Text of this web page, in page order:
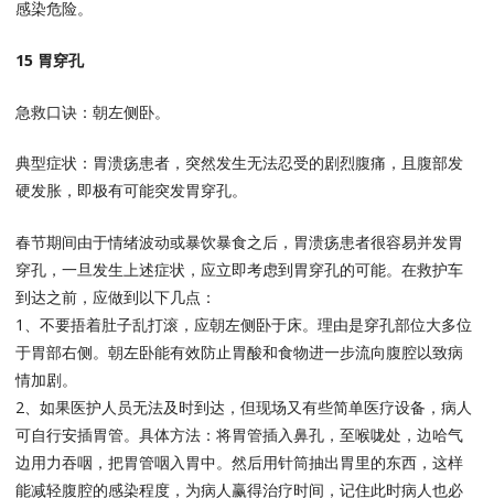
感染危险。
15 胃穿孔
急救口诀：朝左侧卧。
典型症状：胃溃疡患者，突然发生无法忍受的剧烈腹痛，且腹部发
硬发胀，即极有可能突发胃穿孔。
春节期间由于情绪波动或暴饮暴食之后，胃溃疡患者很容易并发胃
穿孔，一旦发生上述症状，应立即考虑到胃穿孔的可能。在救护车
到达之前，应做到以下几点：
1、不要捂着肚子乱打滚，应朝左侧卧于床。理由是穿孔部位大多位
于胃部右侧。朝左卧能有效防止胃酸和食物进一步流向腹腔以致病
情加剧。
2、如果医护人员无法及时到达，但现场又有些简单医疗设备，病人
可自行安插胃管。具体方法：将胃管插入鼻孔，至喉咙处，边哈气
边用力吞咽，把胃管咽入胃中。然后用针筒抽出胃里的东西，这样
能减轻腹腔的感染程度，为病人赢得治疗时间，记住此时病人也必